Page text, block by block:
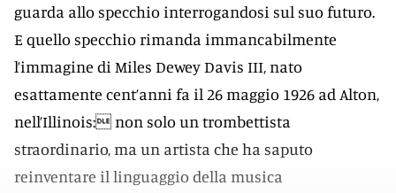
guarda allo specchio interrogandosi sul suo futuro.
E quello specchio rimanda immancabilmente
l’immagine di Miles Dewey Davis III, nato
esattamente cent’anni fa il 26 maggio 1926 ad Alton,
nell’Illinois: non solo un trombettista
straordinario, ma un artista che ha saputo
reinventare il linguaggio della musica